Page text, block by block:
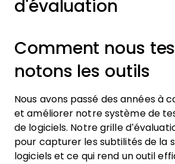
d'évaluation
Comment nous
notons les outils
Nous avons passé des années à
et améliorer notre système de
de logiciels. Notre grille
pour capturer les subtilités de la
logiciels et ce qui rend un outil